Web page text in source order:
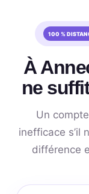
À
ne
Un
inefficace s’il
différence